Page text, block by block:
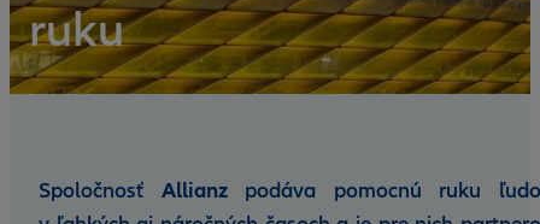
ruku
Spoločnosť Allianz podáva pomocnú ruku